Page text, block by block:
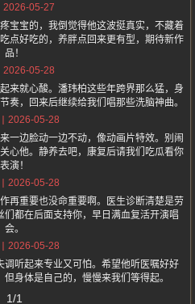
2026-05-27
宝宝的，我倒觉得他这波挺真实，不藏着
点好吃的，养胖点回来更有型，期待新作
品！
2026-05-28
来就心酸。潘玮柏这些年跨界那么猛，身
奏，回来后继续给我们唱那些洗脑神曲。
2026-05-28
一边脸动一边不动，像动画片特效。别闹
心他。静养去吧，康复后请我们吃瓜看你
表演！
2026-05-28
再重要也没命重要啊。医生诊断清楚是劳
都在后面支持你，早日满血复活开演唱
会。
2026-05-28
听起来专业又可怕。希望他听医嘱好好
身体是自己的，慢慢来我们等得起。
1/1